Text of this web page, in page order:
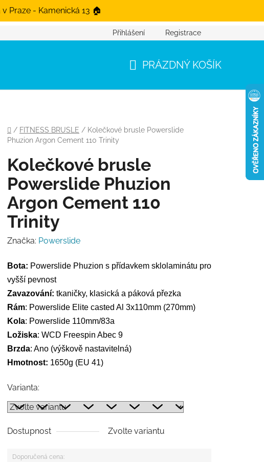
Praze - Kamenická 13 🏠
Přihlášení Registrace
PRÁZDNÝ KOŠÍK
Domů
/ FITNESS BRUSLE / Kolečkové brusle Powerslide
Phuzion Argon Cement 110 Trinity
Kolečkové brusle
Powerslide Phuzion
Argon Cement 110
Trinity
Značka: Powerslide
Bota: Powerslide Phuzion s přídavkem sklolaminátu pro
vyšší pevnost
Zavazování: tkaničky, klasická a páková přezka
Rám: Powerslide Elite casted Al 3x110mm (270mm)
Kola: Powerslide 110mm/83a
Ložiska: WCD Freespin Abec 9
Brzda: Ano (výškově nastavitelná)
Hmotnost: 1650g (EU 41)
Varianta:
Dostupnost Zvolte variantu